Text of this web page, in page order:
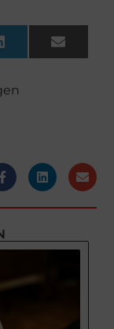
LinkedInEmail